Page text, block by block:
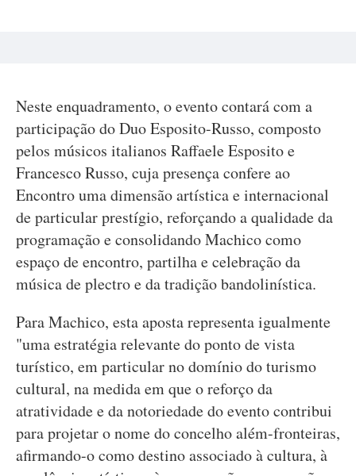
Neste enquadramento, o evento contará com a
participação do Duo Esposito-Russo, composto
pelos músicos italianos Raffaele Esposito e
Francesco Russo, cuja presença confere ao
Encontro uma dimensão artística e internacional
de particular prestígio, reforçando a qualidade da
programação e consolidando Machico como
espaço de encontro, partilha e celebração da
música de plectro e da tradição bandolinística.
Para Machico, esta aposta representa igualmente
"uma estratégia relevante do ponto de vista
turístico, em particular no domínio do turismo
cultural, na medida em que o reforço da
atratividade e da notoriedade do evento contribui
para projetar o nome do concelho além-fronteiras,
afirmando-o como destino associado à cultura, à